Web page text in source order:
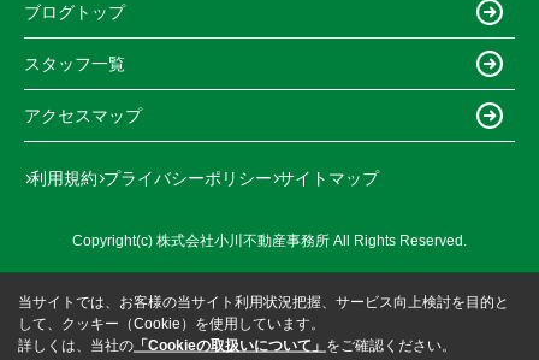
ブログトップ
スタッフ一覧
アクセスマップ
利用規約 プライバシーポリシー サイトマップ
Copyright(c) 株式会社小川不動産事務所 All Rights Reserved.
当サイトでは、お客様の当サイト利用状況把握、サービス向上検討を目的と
して、クッキー（Cookie）を使用しています。
詳しくは、当社の 「Cookieの取扱いについて」 をご確認ください。